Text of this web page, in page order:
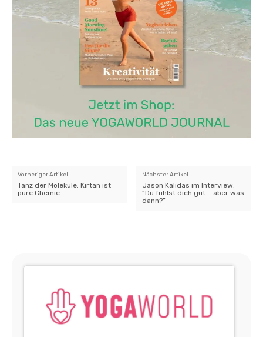
Vorheriger Artikel
Tanz der Moleküle: Kirtan ist
pure Chemie
Nächster Artikel
Jason Kalidas im Interview:
“Du fühlst dich gut – aber was
dann?”